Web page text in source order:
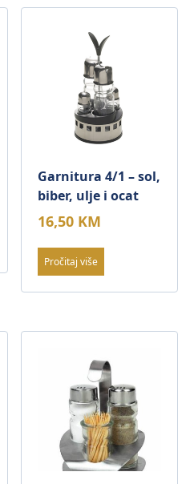
Garnitura 4/1 – sol,
biber, ulje i ocat
16,50 KM
Pročitaj više